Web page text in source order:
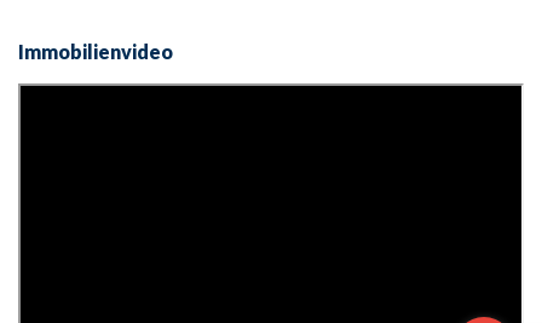
Immobilienvideo